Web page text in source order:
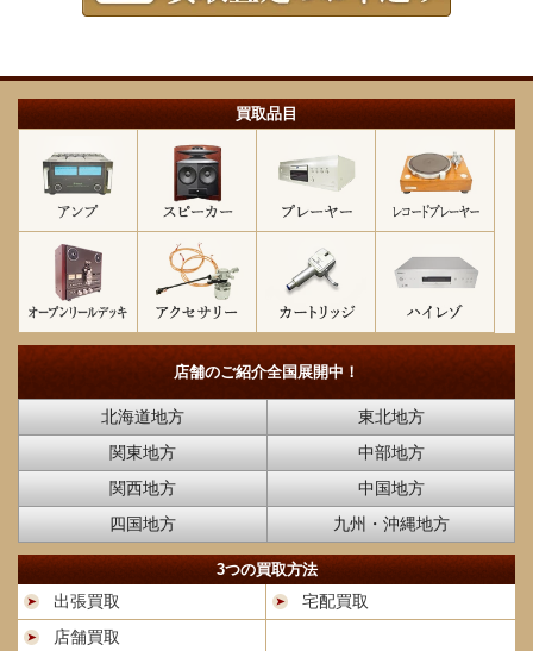
買取品目
店舗のご紹介全国展開中！
北海道地方
東北地方
関東地方
中部地方
関西地方
中国地方
四国地方
九州・沖縄地方
3つの買取方法
出張買取
宅配買取
店舗買取